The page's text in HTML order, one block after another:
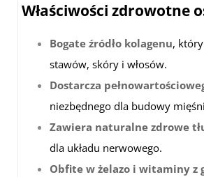
Właściwości zdrowotne
Bogate źródło kolagenu,
stawów, skóry i włosów.
Dostarcza
niezbędnego dla budowy
Zawiera naturalne zdrowe
dla układu nerwowego.
Obfite w żelazo i witaminy z